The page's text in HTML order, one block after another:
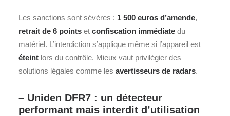
Les sanctions sont sévères : 1 500 euros d’amende,
retrait de 6 points et confiscation immédiate du
matériel. L’interdiction s’applique même si l’appareil est
éteint lors du contrôle. Mieux vaut privilégier des
solutions légales comme les avertisseurs de radars.
– Uniden DFR7 : un détecteur
performant mais interdit d’utilisation